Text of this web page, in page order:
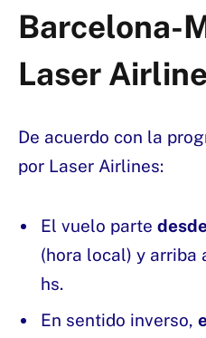
Barcelona-
Laser
De acuerdo con la
por Laser Airlines:
El vuelo parte
(hora local) y arriba
hs.
En sentido inverso,